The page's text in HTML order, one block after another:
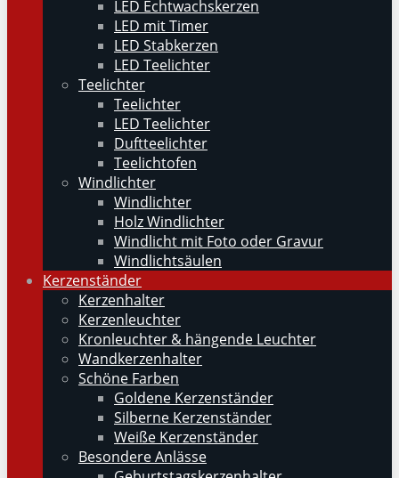
LED Echtwachskerzen
LED mit Timer
LED Stabkerzen
LED Teelichter
Teelichter
Teelichter
LED Teelichter
Duftteelichter
Teelichtofen
Windlichter
Windlichter
Holz Windlichter
Windlicht mit Foto oder Gravur
Windlichtsäulen
Kerzenständer
Kerzenhalter
Kerzenleuchter
Kronleuchter & hängende Leuchter
Wandkerzenhalter
Schöne Farben
Goldene Kerzenständer
Silberne Kerzenständer
Weiße Kerzenständer
Besondere Anlässe